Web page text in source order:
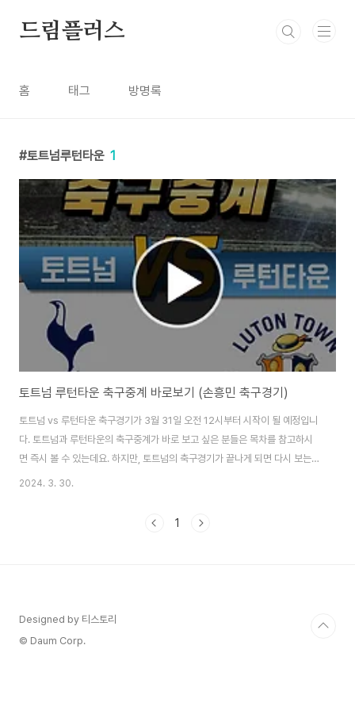
드림플러스
홈 태그 방명록
토트넘루턴타운 1
토트넘 루턴타운 축구중계 바로보기 (손흥민 축구경기)
토트넘 vs 루턴타운 축구경기가 3월 31일 오전 12시부터 시작이 될 예정입니
다. 토트넘과 루턴타운의 축구중계가 바로 보고 싶은 분들은 목차를 참고하시
면 즉시 볼 수 있는데요. 하지만, 토트넘의 축구경기가 끝나게 되면 다시 보는
것이 어려워질 수 있습니다. 이제 곧 시작될 예정이니 위의 내용 참고하셔서 빨
축구중계 바로보기 31일에 있을 토트넘과 루턴빌라의 축구경기를 바로 보시려
2024. 3. 30.
1
Designed by 티스토리
© Daum Corp.